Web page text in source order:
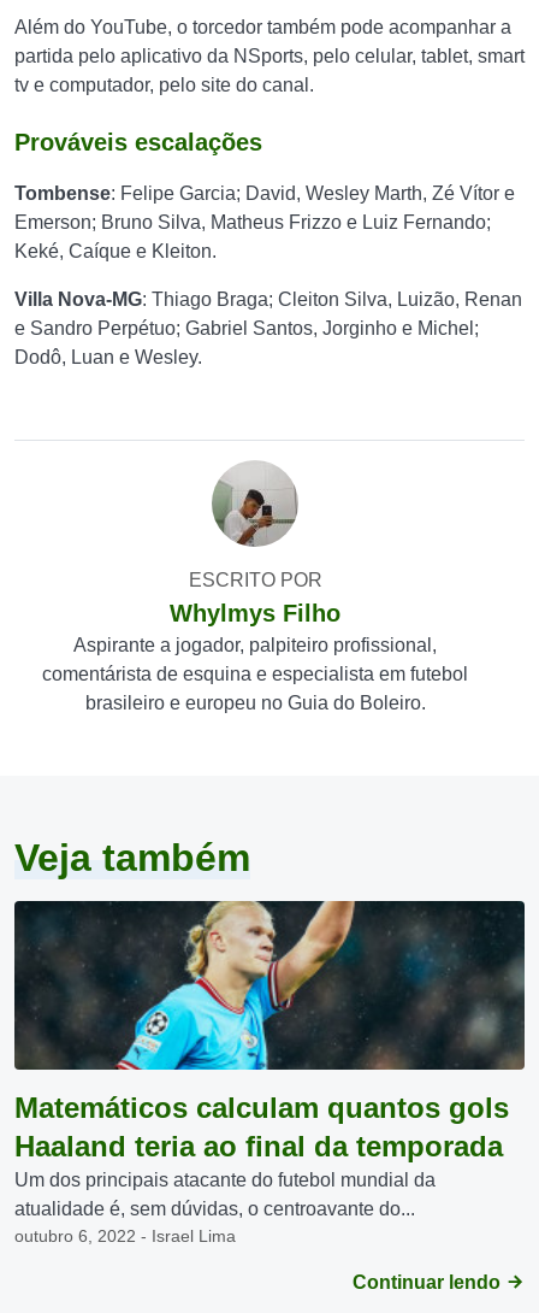
Além do YouTube, o torcedor também pode acompanhar a
partida pelo aplicativo da NSports, pelo celular, tablet, smart
tv e computador, pelo site do canal.
Prováveis escalações
Tombense: Felipe Garcia; David, Wesley Marth, Zé Vítor e
Emerson; Bruno Silva, Matheus Frizzo e Luiz Fernando;
Keké, Caíque e Kleiton.
Villa Nova-MG: Thiago Braga; Cleiton Silva, Luizão, Renan
e Sandro Perpétuo; Gabriel Santos, Jorginho e Michel;
Dodô, Luan e Wesley.
ESCRITO POR
Whylmys Filho
Aspirante a jogador, palpiteiro profissional,
comentárista de esquina e especialista em futebol
brasileiro e europeu no Guia do Boleiro.
Veja também
Matemáticos calculam quantos gols
Haaland teria ao final da temporada
Um dos principais atacante do futebol mundial da
atualidade é, sem dúvidas, o centroavante do...
outubro 6, 2022 - Israel Lima
Continuar lendo